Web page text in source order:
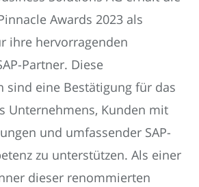
Awards 2023 als
ihre hervorragenden
Partner. Diese
sind eine Bestätigung für das
Unternehmens, Kunden mit
und umfassender SAP-
zu unterstützen. Als einer
dieser renommierten